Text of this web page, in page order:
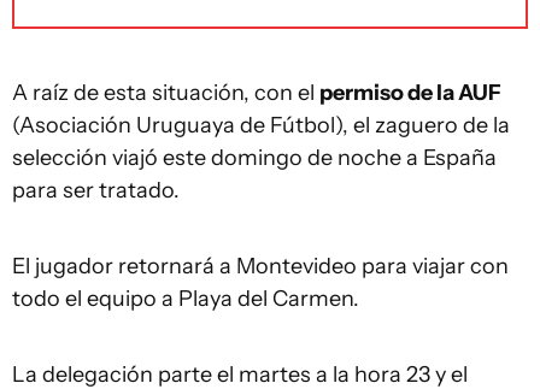
A raíz de esta situación, con el permiso de la AUF
(Asociación Uruguaya de Fútbol), el zaguero de la
selección viajó este domingo de noche a España
para ser tratado.
El jugador retornará a Montevideo para viajar con
todo el equipo a Playa del Carmen.
La delegación parte el martes a la hora 23 y el